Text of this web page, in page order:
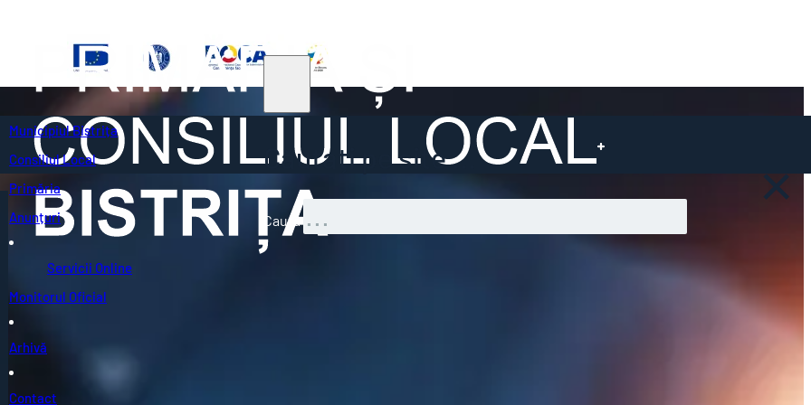
Municipiul Bistrița
Consiliul Local
Primăria
Anunțuri
Servicii Online
Monitorul Oficial
Arhivă
Contact
Căutați pe site ...
Caută
×